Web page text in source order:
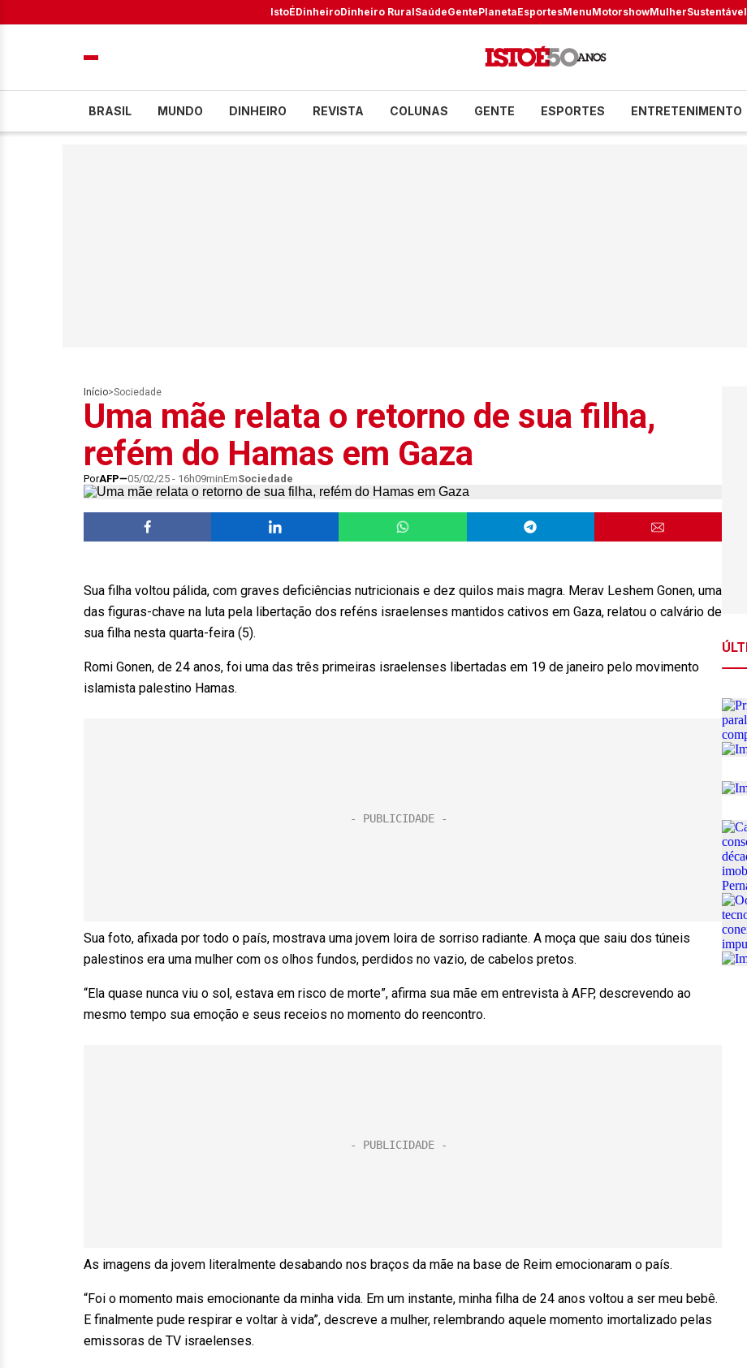
IstoÉDinheiroDinheiro RuralSaúdeGentePlanetaEsportesMenuMotorshowMulherSustentável
BRASIL MUNDO DINHEIRO REVISTA COLUNAS GENTE ESPORTES ENTRETENIMENTO
Início>Sociedade
Uma mãe relata o retorno de sua filha,
refém do Hamas em Gaza
PorAFP 05/02/25 - 16h09minEmSociedade
Sua filha voltou pálida, com graves deficiências nutricionais e dez quilos mais magra. Merav Leshem Gonen, uma
das figuras-chave na luta pela libertação dos reféns israelenses mantidos cativos em Gaza, relatou o calvário de
sua filha nesta quarta-feira (5).
Romi Gonen, de 24 anos, foi uma das três primeiras israelenses libertadas em 19 de janeiro pelo movimento
islamista palestino Hamas.
Sua foto, afixada por todo o país, mostrava uma jovem loira de sorriso radiante. A moça que saiu dos túneis
palestinos era uma mulher com os olhos fundos, perdidos no vazio, de cabelos pretos.
“Ela quase nunca viu o sol, estava em risco de morte”, afirma sua mãe em entrevista à AFP, descrevendo ao
mesmo tempo sua emoção e seus receios no momento do reencontro.
As imagens da jovem literalmente desabando nos braços da mãe na base de Reim emocionaram o país.
“Foi o momento mais emocionante da minha vida. Em um instante, minha filha de 24 anos voltou a ser meu bebê.
E finalmente pude respirar e voltar à vida”, descreve a mulher, relembrando aquele momento imortalizado pelas
emissoras de TV israelenses.